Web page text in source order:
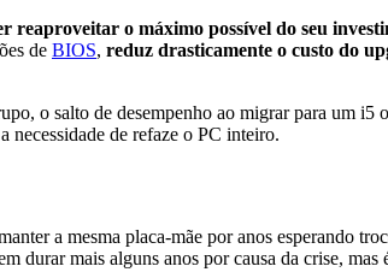
o máximo possível do seu
de BIOS, reduz drasticamente o custo do
o salto de desempenho ao migrar para um
necessidade de refaze o PC inteiro.
a mesma placa-mãe por anos esperando
durar mais alguns anos por causa da crise,